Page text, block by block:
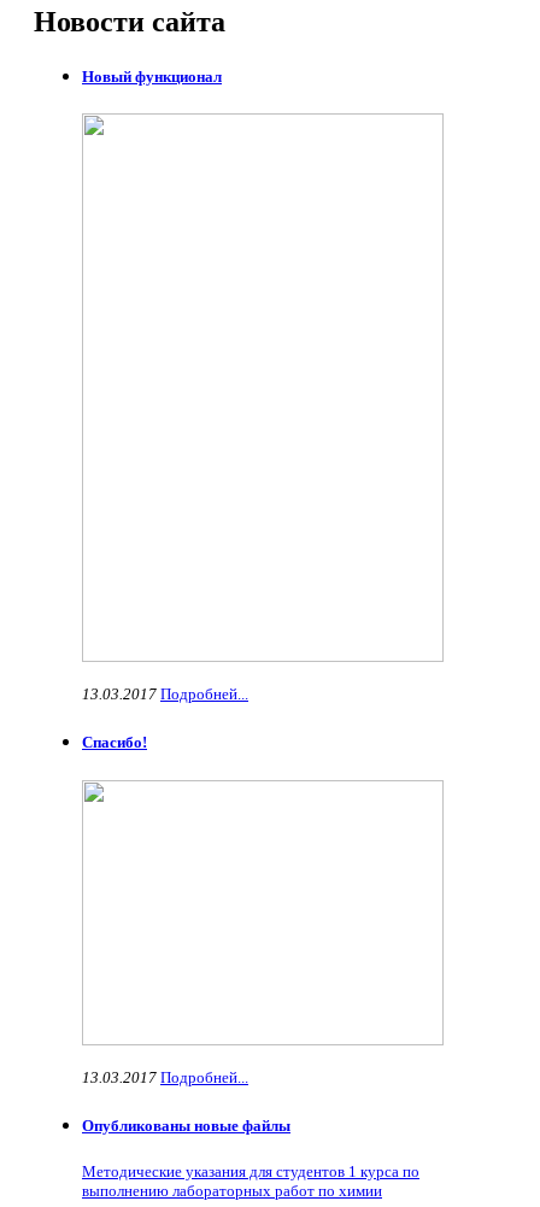
Новости сайта
Новый функционал
13.03.2017 Подробней...
Спасибо!
13.03.2017 Подробней...
Опубликованы новые файлы
Методические указания для студентов 1 курса по
выполнению лабораторных работ по химии